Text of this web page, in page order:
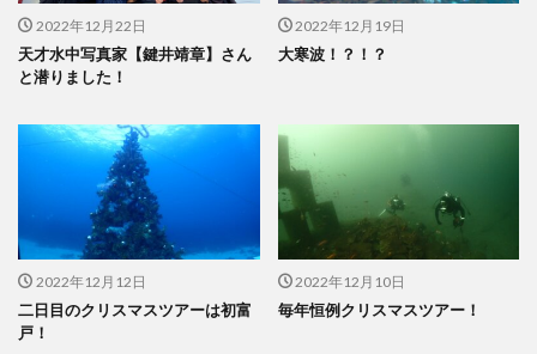
2022年12月22日
天才水中写真家【鍵井靖章】さん
と潜りました！
2022年12月19日
大寒波！？！？
2022年12月12日
二日目のクリスマスツアーは初富
戸！
2022年12月10日
毎年恒例クリスマスツアー！